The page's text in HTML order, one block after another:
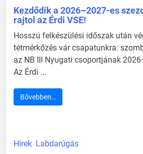
Kezdődik a 2026–2027-es
rajtol az Érdi VSE!
Hosszú felkészülési időszak után
tétmérkőzés vár csapatunkra:
az NB III Nyugati csoportjának
Az Érdi ...
Bővebben…
Hírek Labdarúgás